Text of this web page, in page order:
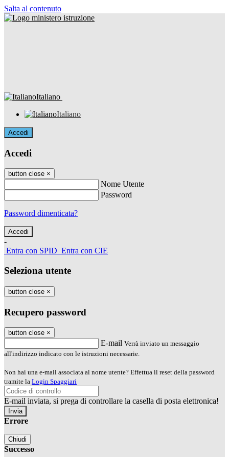
Salta al contenuto
Italiano
Italiano
Accedi
Accedi
button close ×
Nome Utente
Password
Password dimenticata?
-
Entra con SPID Entra con CIE
Seleziona utente
button close ×
Recupero password
button close ×
E-mail Verrà inviato un messaggio
all'indirizzo indicato con le istruzioni necessarie.
Non hai una e-mail associata al nome utente? Effettua il reset della password
tramite la Login Spaggiari
E-mail inviata, si prega di controllare la casella di posta elettronica!
Errore
Chiudi
Successo